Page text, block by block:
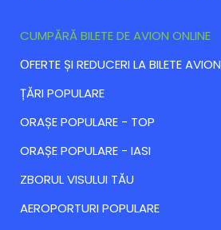
CUMPĂRĂ BILETE DE AVION ONLINE
ОFERTE ȘI REDUCERI LA BILETE AVION
ȚĂRI POPULARE
ORAȘE POPULARE - TOP
ORAȘE POPULARE - IASI
ZBORUL VISULUI TĂU
AEROPORTURI POPULARE